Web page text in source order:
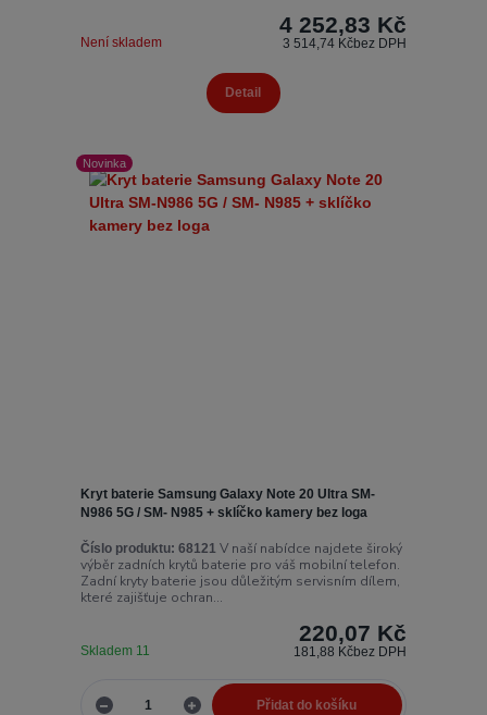
4 252,83 Kč
3 514,74 Kčbez DPH
Není skladem
Detail
Novinka
Kryt baterie Samsung Galaxy Note 20 Ultra SM-
N986 5G / SM- N985 + sklíčko kamery bez loga
Číslo produktu: 68121V naší nabídce najdete široký
výběr zadních krytů baterie pro váš mobilní telefon.
Zadní kryty baterie jsou důležitým servisním dílem,
které zajišťuje ochran...
220,07 Kč
181,88 Kčbez DPH
Skladem 11
Přidat do košíku